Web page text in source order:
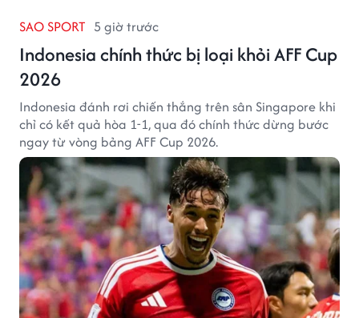
SAO SPORT 5 giờ trước
Indonesia chính thức bị loại khỏi AFF Cup
2026
Indonesia đánh rơi chiến thắng trên sân Singapore khi
chỉ có kết quả hòa 1-1, qua đó chính thức dừng bước
ngay từ vòng bảng AFF Cup 2026.